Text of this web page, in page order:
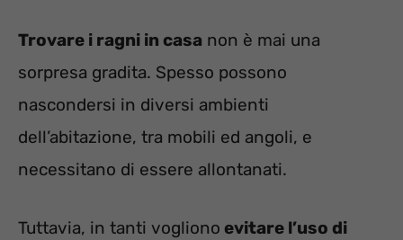
Trovare i ragni in casa non è mai una
sorpresa gradita. Spesso possono
nascondersi in diversi ambienti
dell’abitazione, tra mobili ed angoli, e
necessitano di essere allontanati.
Tuttavia, in tanti vogliono evitare l’uso di